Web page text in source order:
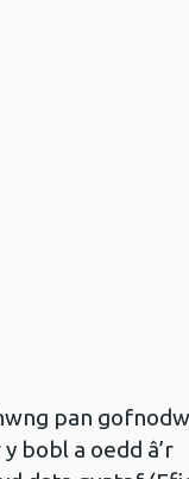
pan
bobl a oedd â’r